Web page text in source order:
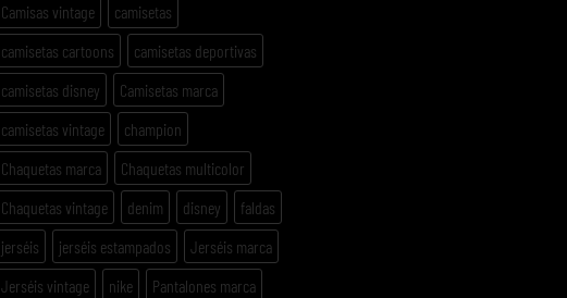
Camisas vintage
camisetas
camisetas cartoons
camisetas deportivas
camisetas disney
Camisetas marca
camisetas vintage
champion
Chaquetas marca
Chaquetas multicolor
Chaquetas vintage
denim disney
faldas
jerséis
jerséis estampados
Jerséis marca
Jerséis vintage
nike
Pantalones marca